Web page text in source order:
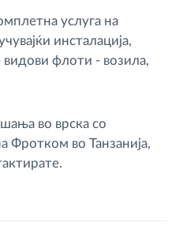
услуга на
инсталација,
флоти - возила,
во врска со
Фротком во Танзанија,